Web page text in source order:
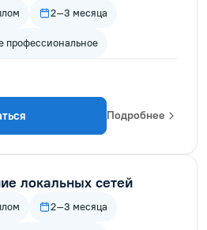
2–3 месяца
профессиональное
Подробнее
локальных сетей
2–3 месяца